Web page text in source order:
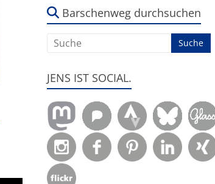
um:Barschenweg durchsuchen
JENS IST SOCIAL.